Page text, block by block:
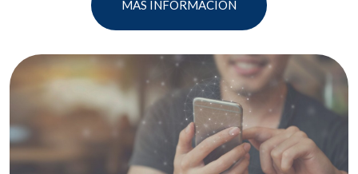
MÁS INFORMACIÓN